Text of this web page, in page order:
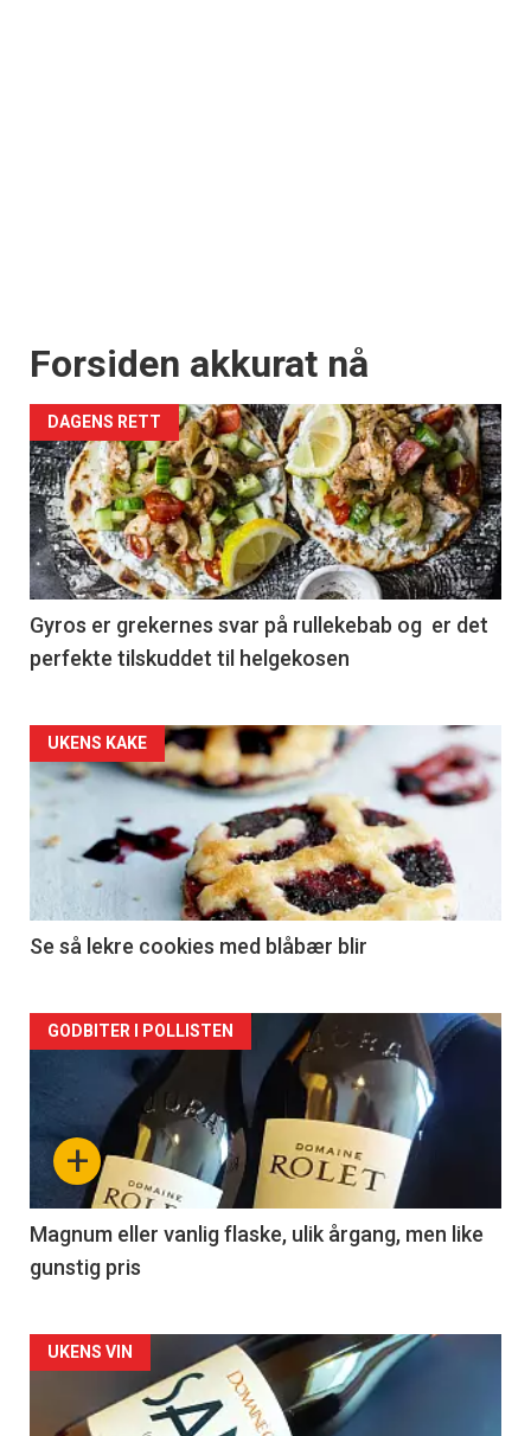
Forsiden akkurat nå
DAGENS RETT
Gyros er grekernes svar på rullekebab og er det
perfekte tilskuddet til helgekosen
Forsiden
akkurat
nå
2
UKENS KAKE
Se så lekre cookies med blåbær blir
Forsiden
akkurat
nå
3
+
GODBITER I POLLISTEN
Magnum eller vanlig flaske, ulik årgang, men like
gunstig pris
Forsiden
akkurat
UKENS VIN